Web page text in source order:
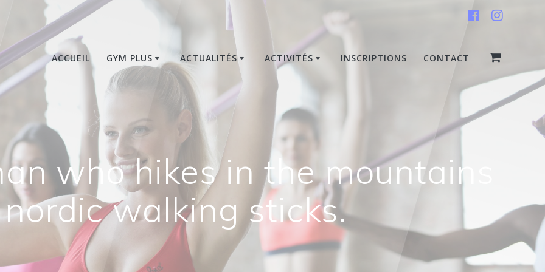
ACCUEIL GYM PLUS ACTUALITÉS ACTIVITÉS INSCRIPTIONS CONTACT
who hikes in the mountains
walking sticks.